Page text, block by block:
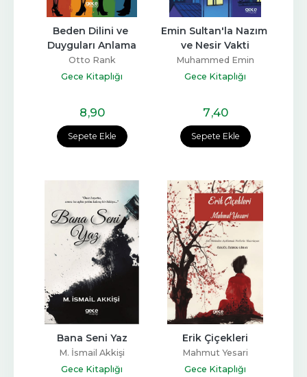
Sepete Ekle
Beden Dilini ve
Duyguları Anlama
Otto Rank
Gece Kitaplığı
8,90
Sepete Ekle
Emin Sultan'la Nazım
ve Nesir Vakti
Muhammed Emin
Yıldırım
Gece Kitaplığı
7,40
Bana Seni Yaz
M. İsmail Akkişi
Gece Kitaplığı
Erik Çiçekleri
Mahmut Yesari
Gece Kitaplığı